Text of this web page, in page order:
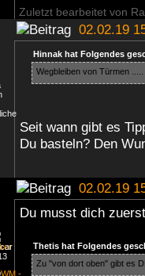
Zuletzt bearbeitet von
02.02.19
Hinnak hat Folgendes
Wegbleiben von Türmen .....
Seit wann gibt es
Du basteln? Den
02.02.19
Du musst dich
Thetis hat Folgendes
Zu "von dort oben" gibt es